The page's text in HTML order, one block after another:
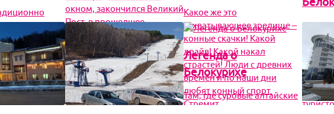
отдыхом для
в
всё большую
среди
Увл
окном, закончился Великий
Пост, в прошедшее
воскресенье встретили
Светлый праздник Пасхи,
радость пришла в каждый
дом! Солнце, з
Какое же это
захватывающее зрелище –
конные скачки! Какой
драйв! Какой накал
страстей! Люди с древних
времен и по наши дни
любят конный спорт.
Стремит
Озера
хотя и
Легенда о
Белокурихе
Там, где суровые алтайские
горы встречаются с